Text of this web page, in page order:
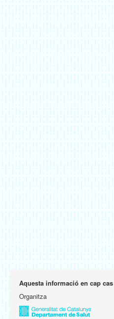
Aquesta informació en cap
Organitza